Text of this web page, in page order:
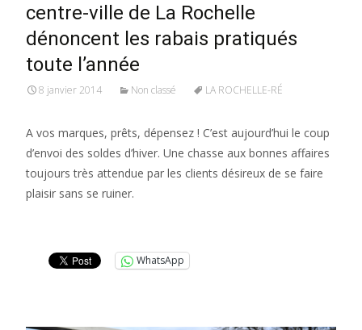
centre-ville de La Rochelle
dénoncent les rabais pratiqués
toute l’année
8 janvier 2014 Non classé LA ROCHELLE-RÉ
A vos marques, prêts, dépensez ! C’est aujourd’hui le coup
d’envoi des soldes d’hiver. Une chasse aux bonnes affaires
toujours très attendue par les clients désireux de se faire
plaisir sans se ruiner.
WhatsApp